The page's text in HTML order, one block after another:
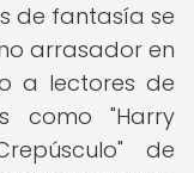
de fantasía se
arrasador en
a lectores de
como "Harry
de